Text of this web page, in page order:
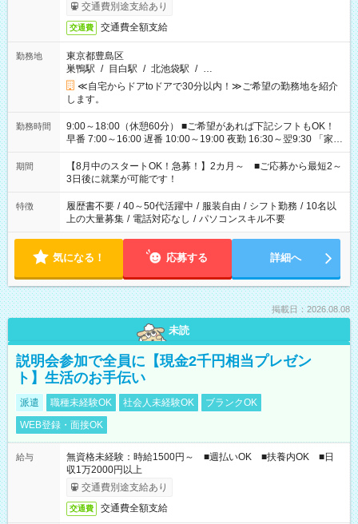
交通費別途支給あり
交通費 交通費全額支給
勤務地
東京都豊島区
巣鴨駅 / 目白駅 / 北池袋駅 / …
≪自宅からドアtoドアで30分以内！≫ご希望の勤務地を紹介
します。
勤務時間
9:00～18:00（休憩60分） ■ご希望があれば下記シフトもOK！
早番 7:00～16:00 遅番 10:00～19:00 夜勤 16:30～翌9:30 「家族
と休みを合わせたい」 「余裕を持って夕飯の準備がしたい」
「できれば残業はしたくない」 など、ご希望を教えてください
ね。 ※Wワーク希望の方へ 今ご覧のお仕事で希望する勤務時間
と、もう1つのお仕事の勤務時間。 合計で週40時間を超える場
合は応募できません。
期間
【8月中のスタートOK！急募！】2カ月～ ■ご応募から最短2～
3日後に就業が可能です！
特徴 履歴書不要 / 40～50代活躍中 / 服装自由 / シフト勤務 / 10名以
上の大量募集 / 電話対応なし / パソコンスキル不要
気になる！ 応募する 詳細へ
掲載日：2026.08.08
未読
説明会参加で全員に【現金2千円相当プレゼン
ト】生活のお手伝い
派遣 職種未経験OK 社会人未経験OK
ブランクOK
WEB登録・面接OK
給与
無資格未経験：時給1500円～ ■週払いOK ■扶養内OK ■日
収1万2000円以上
交通費別途支給あり
交通費 交通費全額支給